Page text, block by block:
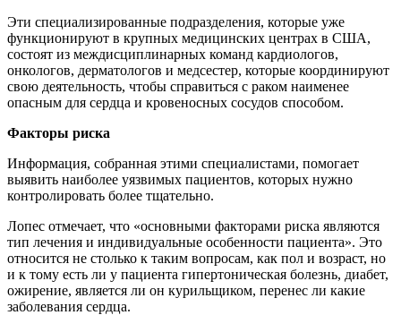
Эти специализированные подразделения, которые уже
функционируют в крупных медицинских центрах в США,
состоят из междисциплинарных команд кардиологов,
онкологов, дерматологов и медсестер, которые координируют
свою деятельность, чтобы справиться с раком наименее
опасным для сердца и кровеносных сосудов способом.
Факторы риска
Информация, собранная этими специалистами, помогает
выявить наиболее уязвимых пациентов, которых нужно
контролировать более тщательно.
Лопес отмечает, что «основными факторами риска являются
тип лечения и индивидуальные особенности пациента». Это
относится не столько к таким вопросам, как пол и возраст, но
и к тому есть ли у пациента гипертоническая болезнь, диабет,
ожирение, является ли он курильщиком, перенес ли какие
заболевания сердца.